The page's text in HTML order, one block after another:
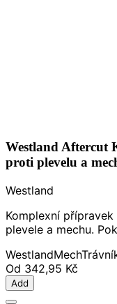
Westland Aftercut
proti plevelu a
Westland
Komplexní
plevele a mechu.
WestlandMech
Od 342,95 Kč
Add